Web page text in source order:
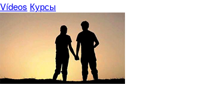
Vídeos Курсы